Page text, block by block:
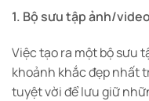
1. Bộ sưu tập ảnh/
Việc tạo ra một bộ sưu
khoảnh khắc đẹp nhất
tuyệt vời để lưu giữ